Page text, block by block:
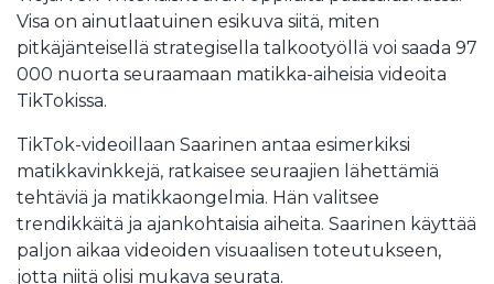
Visa on ainutlaatuinen esikuva siitä, miten
pitkäjänteisellä strategisella talkootyöllä voi saada 97
000 nuorta seuraamaan matikka-aiheisia videoita
TikTokissa.
TikTok-videoillaan Saarinen antaa esimerkiksi
matikkavinkkejä, ratkaisee seuraajien lähettämiä
tehtäviä ja matikkaongelmia. Hän valitsee
trendikkäitä ja ajankohtaisia aiheita. Saarinen käyttää
paljon aikaa videoiden visuaalisen toteutukseen,
jotta niitä olisi mukava seurata.